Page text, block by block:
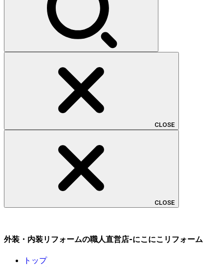
CLOSE
CLOSE
外装・内装リフォームの職人直営店-にこにこリフォーム
トップ